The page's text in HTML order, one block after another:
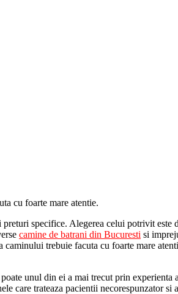
cu foarte mare atentie.
specifice. Alegerea celui potrivit este
camine de batrani din Bucuresti si
trebuie facuta cu foarte mare
unul din ei a mai trecut prin
care trateaza pacientii necorespunzator si